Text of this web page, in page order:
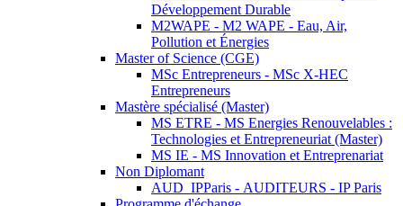
Développement Durable
M2WAPE - M2 WAPE - Eau, Air,
Pollution et Énergies
Master of Science (CGE)
MSc Entrepreneurs - MSc X-HEC
Entrepreneurs
Mastère spécialisé (Master)
MS ETRE - MS Energies Renouvelables :
Technologies et Entrepreneuriat (Master)
MS IE - MS Innovation et Entreprenariat
Non Diplomant
AUD_IPParis - AUDITEURS - IP Paris